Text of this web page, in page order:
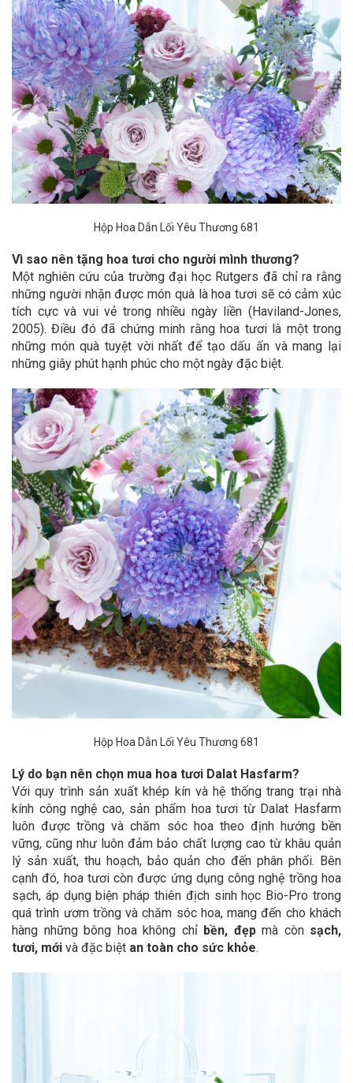
Hộp Hoa Dẫn Lối Yêu Thương 681
Vì sao nên tặng hoa tươi cho người mình thương?
Một nghiên cứu của trường đại học Rutgers đã chỉ ra rằng
những người nhận được món quà là hoa tươi sẽ có cảm xúc
tích cực và vui vẻ trong nhiều ngày liền (Haviland-Jones,
2005). Điều đó đã chứng minh rằng hoa tươi là một trong
những món quà tuyệt vời nhất để tạo dấu ấn và mang lại
những giây phút hạnh phúc cho một ngày đặc biệt.
Hộp Hoa Dẫn Lối Yêu Thương 681
Lý do bạn nên chọn mua hoa tươi Dalat Hasfarm?
Với quy trình sản xuất khép kín và hệ thống trang trại nhà
kính công nghệ cao, sản phẩm hoa tươi từ Dalat Hasfarm
luôn được trồng và chăm sóc hoa theo định hướng bền
vững, cũng như luôn đảm bảo chất lượng cao từ khâu quản
lý sản xuất, thu hoạch, bảo quản cho đến phân phối. Bên
cạnh đó, hoa tươi còn được ứng dụng công nghệ trồng hoa
sạch, áp dụng biện pháp thiên địch sinh học Bio-Pro trong
quá trình ươm trồng và chăm sóc hoa, mang đến cho khách
hàng những bông hoa không chỉ bền, đẹpmà còn sạch,
tươi, mới và đặc biệt an toàn cho sức khỏe.